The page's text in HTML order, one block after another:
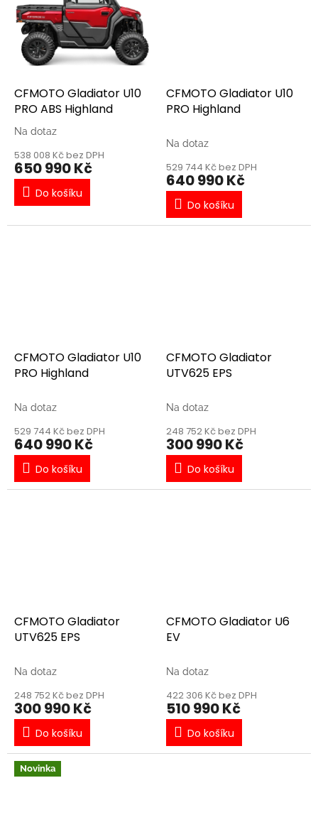
CFMOTO Gladiator U10
PRO ABS Highland
Průměrné
produktu
je
3,0
hvězdiček.
Na dotaz
538 008 Kč bez DPH
650 990 Kč
Do košíku
CFMOTO Gladiator U10
PRO Highland
Na dotaz
529 744 Kč bez DPH
640 990 Kč
Do košíku
CFMOTO Gladiator U10
PRO Highland
Na dotaz
529 744 Kč bez DPH
640 990 Kč
Do košíku
CFMOTO Gladiator
UTV625 EPS
Na dotaz
248 752 Kč bez DPH
300 990 Kč
Do košíku
CFMOTO Gladiator
UTV625 EPS
Na dotaz
248 752 Kč bez DPH
300 990 Kč
Do košíku
CFMOTO Gladiator U6
EV
Na dotaz
422 306 Kč bez DPH
510 990 Kč
Do košíku
Novinka